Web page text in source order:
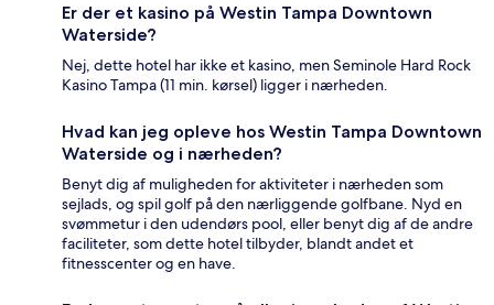
Er der et kasino på Westin Tampa Downtown
Waterside?
Nej, dette hotel har ikke et kasino, men Seminole Hard Rock
Kasino Tampa (11 min. kørsel) ligger i nærheden.
Hvad kan jeg opleve hos Westin Tampa Downtown
Waterside og i nærheden?
Benyt dig af muligheden for aktiviteter i nærheden som
sejlads, og spil golf på den nærliggende golfbane. Nyd en
svømmetur i den udendørs pool, eller benyt dig af de andre
faciliteter, som dette hotel tilbyder, blandt andet et
fitnesscenter og en have.